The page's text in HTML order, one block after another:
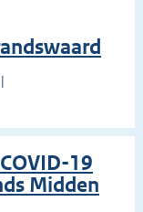
19
Midden